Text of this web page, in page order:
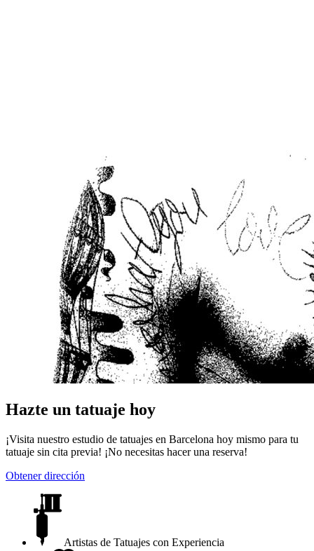
Hazte un tatuaje hoy
¡Visita nuestro estudio de tatuajes en Barcelona hoy mismo para tu
tatuaje sin cita previa! ¡No necesitas hacer una reserva!
Obtener dirección
Artistas de Tatuajes con Experiencia